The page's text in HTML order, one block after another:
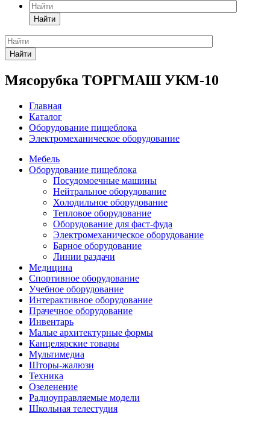
Найти
Найти
Мясорубка ТОРГМАШ УКМ-10
Главная
Каталог
Оборудование пищеблока
Электромеханическое оборудование
Мебель
Оборудование пищеблока
Посудомоечные машины
Нейтральное оборудование
Холодильное оборудование
Тепловое оборудование
Оборудование для фаст-фуда
Электромеханическое оборудование
Барное оборудование
Линии раздачи
Медицина
Спортивное оборудование
Учебное оборудование
Интерактивное оборудование
Прачечное оборудование
Инвентарь
Малые архитектурные формы
Канцелярские товары
Мультимедиа
Шторы-жалюзи
Техника
Озеленение
Радиоуправляемые модели
Школьная телестудия